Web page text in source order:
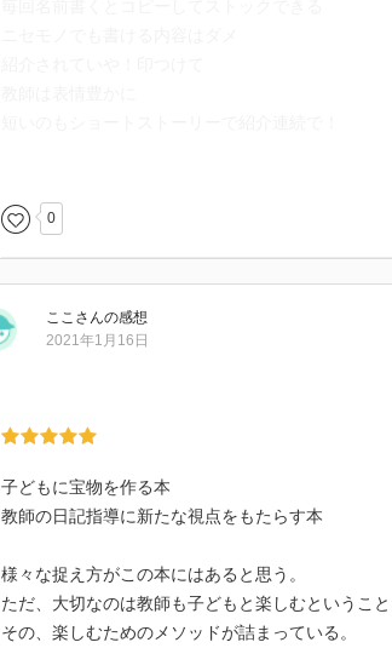
黒板に日記貼っていいところ探し
短冊たくさん作る
0
ここ さんの感想
2021年1月16日
子どもに宝物を作る本
教師の日記指導に新たな視点をもたらす本
様々な捉え方がこの本にはあると思う。
ただ、大切なのは教師も子どもと楽しむというこ
その、楽しむためのメソッドが詰まっている。